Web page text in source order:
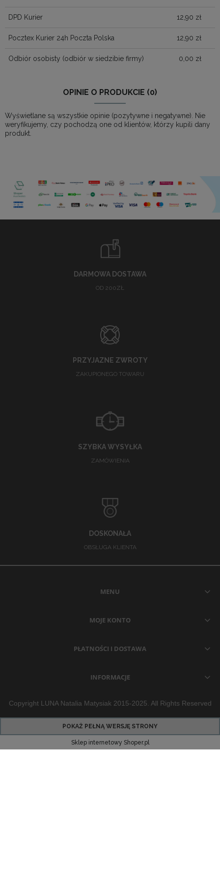
DPD Kurier 12,90 zł
Pocztex Kurier 24h Poczta Polska 12,90 zł
Odbiór osobisty (odbiór w siedzibie firmy) 0,00 zł
OPINIE O PRODUKCIE (0)
Wyświetlane są wszystkie opinie (pozytywne i negatywne). Nie
weryfikujemy, czy pochodzą one od klientów, którzy kupili dany
produkt.
DARMOWA DOSTAWA
OD 200ZŁ
PRZYJAZNE ZWROTY
ZAKUPIONEGO TOWARU
SZYBKA WYSYŁKA
ZAMÓWIENIA
DOSKONAŁA
OBSŁUGA KLIENTA
MENU
MOJE KONTO
PŁATNOŚCI I DOSTAWA
INFORMACJE
Copyright LUNA Natalia Matysiak 2015-2025. All Rights Reserved
POKAŻ PEŁNĄ WERSJĘ STRONY
Sklep internetowy Shoper.pl